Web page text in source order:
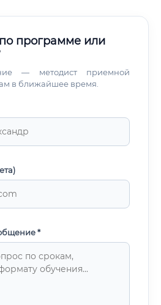
программе или
— методист приемной
в ближайшее время.
*